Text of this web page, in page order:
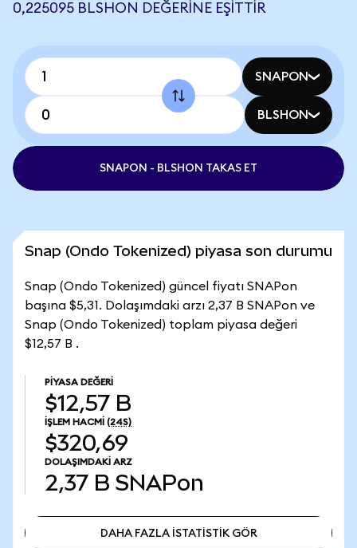
0,225095 BLSHON DEĞERINE EŞITTIR
SNAPON
BLSHON
SNAPON - BLSHON TAKAS ET
Snap (Ondo Tokenized) piyasa son durumu
Snap (Ondo Tokenized) güncel fiyatı SNAPon
başına $5,31. Dolaşımdaki arzı 2,37 B SNAPon ve
Snap (Ondo Tokenized) toplam piyasa değeri
$12,57 B .
PIYASA DEĞERI
$12,57 B
İŞLEM HACMI (24S)
$320,69
DOLAŞIMDAKI ARZ
2,37 B SNAPon
DAHA FAZLA İSTATİSTİK GÖR